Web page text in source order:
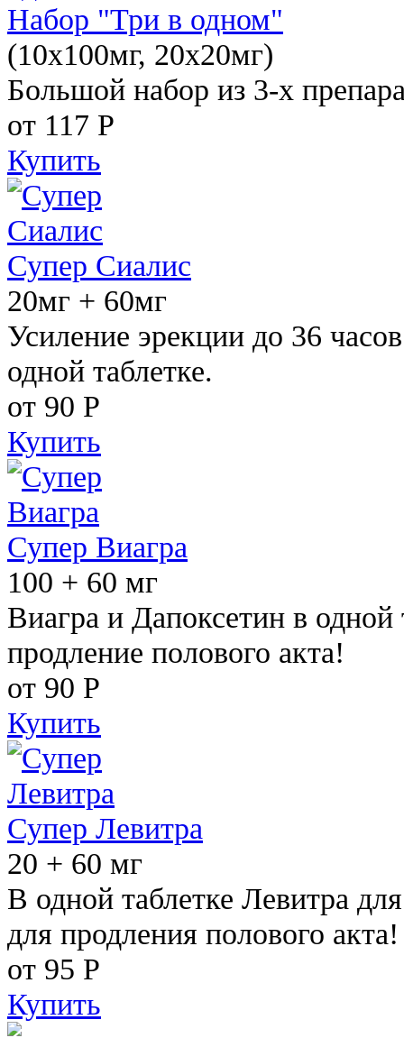
Набор "Три в одном"
(10x100мг, 20x20мг)
Большой набор из 3-х
от 117 Р
Купить
Супер Сиалис
20мг + 60мг
Усиление эрекции до 36
одной таблетке.
от 90 Р
Купить
Супер Виагра
100 + 60 мг
Виагра и Дапоксетин в одной
продление полового акта!
от 90 Р
Купить
Супер Левитра
20 + 60 мг
В одной таблетке Левитра
для продления полового акта!
от 95 Р
Купить